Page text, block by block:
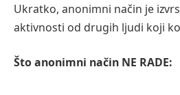
Ukratko, anonimni način je
aktivnosti od drugih ljudi koji
Što anonimni način NE RADE: